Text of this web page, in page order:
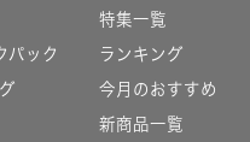
パック
特集一覧
ランキング
今月のおすすめ
新商品一覧